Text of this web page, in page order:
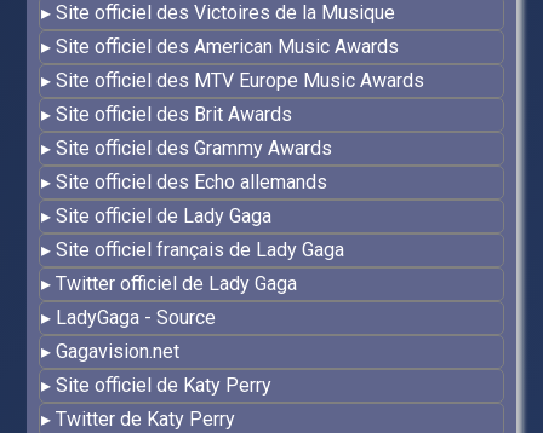
Site officiel des Victoires de la Musique
Site officiel des American Music Awards
Site officiel des MTV Europe Music Awards
Site officiel des Brit Awards
Site officiel des Grammy Awards
Site officiel des Echo allemands
Site officiel de Lady Gaga
Site officiel français de Lady Gaga
Twitter officiel de Lady Gaga
LadyGaga - Source
Gagavision.net
Site officiel de Katy Perry
Twitter de Katy Perry